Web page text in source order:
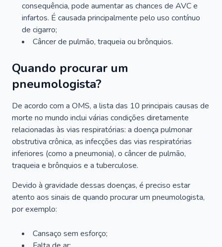
consequência, pode aumentar as chances de AVC e
infartos. É causada principalmente pelo uso contínuo
de cigarro;
Câncer de pulmão, traqueia ou brônquios.
Quando procurar um
pneumologista?
De acordo com a OMS, a lista das 10 principais causas de
morte no mundo inclui várias condições diretamente
relacionadas às vias respiratórias: a doença pulmonar
obstrutiva crônica, as infecções das vias respiratórias
inferiores (como a pneumonia), o câncer de pulmão,
traqueia e brônquios e a tuberculose.
Devido à gravidade dessas doenças, é preciso estar
atento aos sinais de quando procurar um pneumologista,
por exemplo:
Cansaço sem esforço;